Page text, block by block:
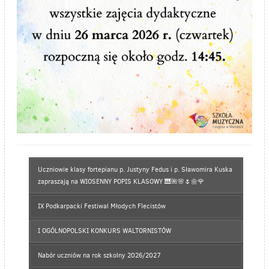
Uczniowie klasy fortepianu p. Justyny Fedus i p. Sławomira Kuska
zapraszają na WIOSENNY POPIS KLASOWY 🎹🌺🌸🌷🌼🌹
IX Podkarpacki Festiwal Młodych Flecistów
I OGÓLNOPOLSKI KONKURS WALTORNISTÓW
Nabór uczniów na rok szkolny 2026/2027